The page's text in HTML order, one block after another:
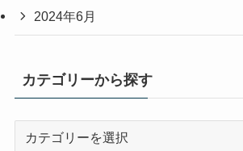
2024年6月
カテゴリーから探す